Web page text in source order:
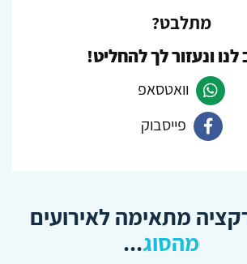
מתלבט?
לנו ונעזור לך להחליט!
פנה
וואטסאפ
Facebook
פייסבוק
מתאימה לאירועים
מהסוג...